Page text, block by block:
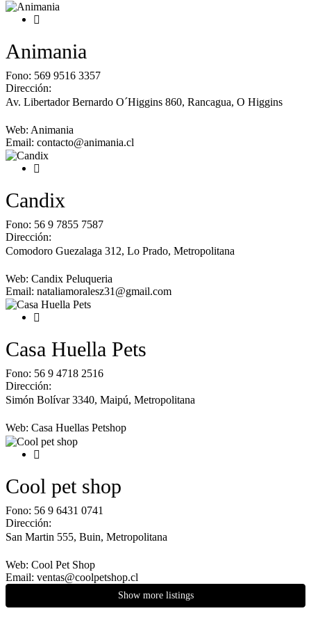
Animania
Fono: 569 9516 3357
Dirección:
Av. Libertador Bernardo O´Higgins 860, Rancagua, O Higgins
Web: Animania
Email: contacto@animania.cl
Candix
Fono: 56 9 7855 7587
Dirección:
Comodoro Guezalaga 312, Lo Prado, Metropolitana
Web: Candix Peluqueria
Email: nataliamoralesz31@gmail.com
Casa Huella Pets
Fono: 56 9 4718 2516
Dirección:
Simón Bolívar 3340, Maipú, Metropolitana
Web: Casa Huellas Petshop
Cool pet shop
Fono: 56 9 6431 0741
Dirección:
San Martin 555, Buin, Metropolitana
Web: Cool Pet Shop
Email: ventas@coolpetshop.cl
Show more listings